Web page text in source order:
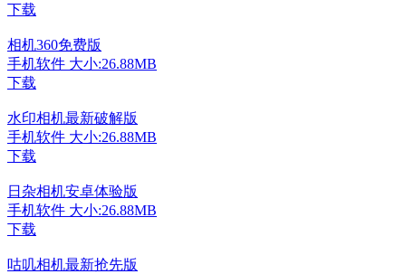
下载
相机360免费版
手机软件 大小:26.88MB
下载
水印相机最新破解版
手机软件 大小:26.88MB
下载
日杂相机安卓体验版
手机软件 大小:26.88MB
下载
咕叽相机最新抢先版